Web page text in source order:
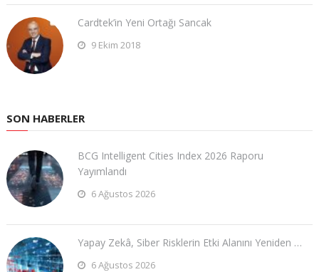
Cardtek’in Yeni Ortağı Sancak
9 Ekim 2018
SON HABERLER
BCG Intelligent Cities Index 2026 Raporu
Yayımlandı
6 Ağustos 2026
Yapay Zekâ, Siber Risklerin Etki Alanını Yeniden …
6 Ağustos 2026